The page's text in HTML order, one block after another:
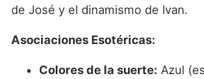
de José y el dinamismo de Ivan.
Asociaciones Esotéricas:
Colores de la suerte: Azul